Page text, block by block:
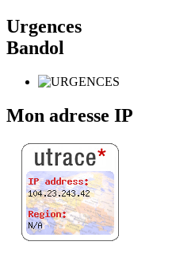
Urgences
Bandol
Mon adresse IP